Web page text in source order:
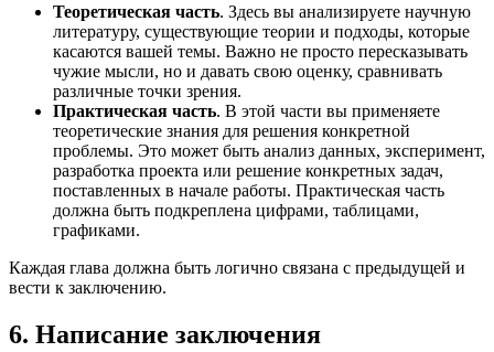
Теоретическая часть. Здесь вы анализируете научную
литературу, существующие теории и подходы, которые
касаются вашей темы. Важно не просто пересказывать
чужие мысли, но и давать свою оценку, сравнивать
различные точки зрения.
Практическая часть. В этой части вы применяете
теоретические знания для решения конкретной
проблемы. Это может быть анализ данных, эксперимент,
разработка проекта или решение конкретных задач,
поставленных в начале работы. Практическая часть
должна быть подкреплена цифрами, таблицами,
графиками.
Каждая глава должна быть логично связана с предыдущей и
вести к заключению.
6. Написание заключения